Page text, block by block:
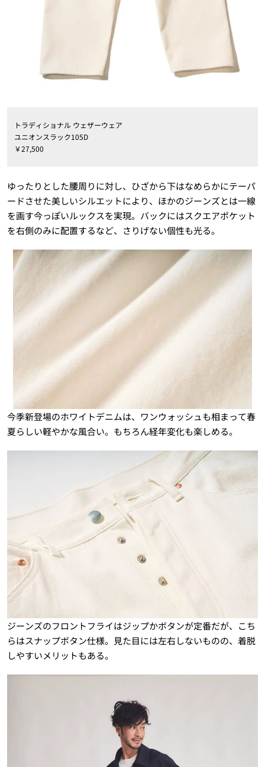
トラディショナル ウェザーウェア
ユニオンスラック105D
￥27,500
ゆったりとした腰周りに対し、ひざから下はなめらかにテーパ
ードさせた美しいシルエットにより、ほかのジーンズとは一線
を画す今っぽいルックスを実現。バックにはスクエアポケット
を右側のみに配置するなど、さりげない個性も光る。
今季新登場のホワイトデニムは、ワンウォッシュも相まって春
夏らしい軽やかな風合い。もちろん経年変化も楽しめる。
ジーンズのフロントフライはジップかボタンが定番だが、こち
らはスナップボタン仕様。見た目には左右しないものの、着脱
しやすいメリットもある。